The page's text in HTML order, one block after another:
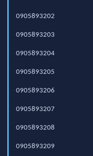
0905893202
0905893203
0905893204
0905893205
0905893206
0905893207
0905893208
0905893209